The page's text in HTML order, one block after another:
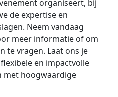
organiseert, bij
de expertise en
Neem vandaag
meer informatie of om
te vragen. Laat ons je
en impactvolle
met hoogwaardige